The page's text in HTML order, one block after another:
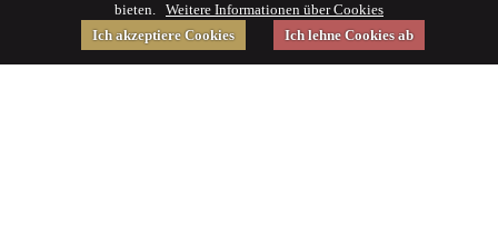
bieten. Weitere Informationen über Cookies
Ich akzeptiere Cookies
Ich lehne Cookies ab